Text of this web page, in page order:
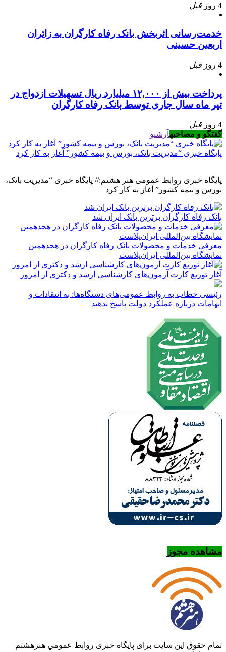
4 روز قبل
خدمت‌رسانی اثربخش بانک رفاه کارگران به زائران
اربعین حسینی
4 روز قبل
پرداخت بیش از ۱۲,۰۰۰ میلیارد ریال تسهیلات ازدواج در
تیر ماه سال جاری توسط بانک رفاه کارگران
4 روز
قبل
گفتگو و مصاحبهآرشیو
پایگاه خبری “مدیریت بانک، بورس و بیمه کشور” آغاز به کار کرد
پایگاه خبری روابط عمومی هنر هشتم:// پایگاه خبری “مدیریت بانک،
بورس و بیمه کشور” آغاز به کار کرد
بانک رفاه کارگران برترین بانک ایران شد
معرفی خدمات و محصولات بانک رفاه کارگران در هجدهمین
نمایشگاه بین‌المللی ایران‌پلاست
آغاز توزیع کارت آزمون‌های کارشناسی ارشد و دکتری از امروز
رئیسی خطاب به روابط عمومی‌های دستگاه‌ها: به انتقادات و
ابهامات درباره عملکرد دولت پاسخ بدهید
مشاهده مجوز
تمام حقوق این سایت برای پایگاه خبری روابط عمومي هنرهشتم